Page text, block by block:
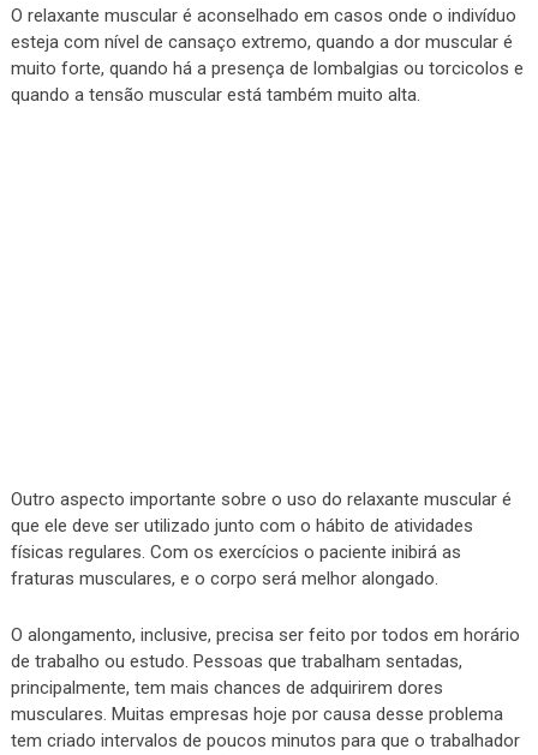
O relaxante muscular é aconselhado em casos onde o indivíduo
esteja com nível de cansaço extremo, quando a dor muscular é
muito forte, quando há a presença de lombalgias ou torcicolos e
quando a tensão muscular está também muito alta.
Outro aspecto importante sobre o uso do relaxante muscular é
que ele deve ser utilizado junto com o hábito de atividades
físicas regulares. Com os exercícios o paciente inibirá as
fraturas musculares, e o corpo será melhor alongado.
O alongamento, inclusive, precisa ser feito por todos em horário
de trabalho ou estudo. Pessoas que trabalham sentadas,
principalmente, tem mais chances de adquirirem dores
musculares. Muitas empresas hoje por causa desse problema
tem criado intervalos de poucos minutos para que o trabalhador